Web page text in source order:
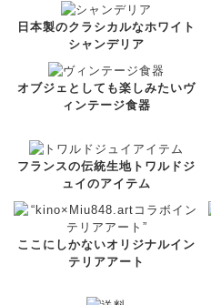
日本製のクラシカルなホワイト
シャンデリア
オブジェとしても楽しみたいヴ
ィンテージ食器
フランスの伝統生地トワルドジ
ュイのアイテム
ここにしかないオリジナルイン
テリアアート